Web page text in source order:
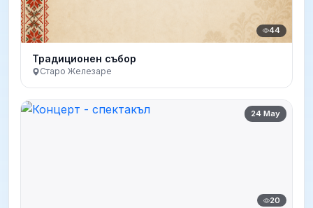
44
Традиционен събор
Старо Железаре
24 May
20